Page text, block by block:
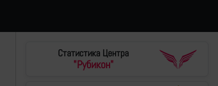
Статистика Центра
"Рубикон"